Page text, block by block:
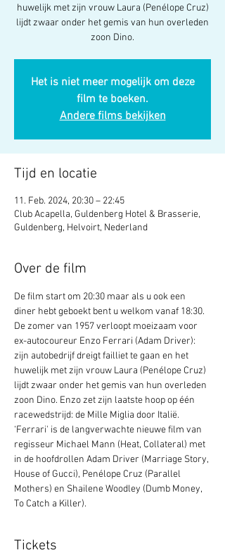
huwelijk met zijn vrouw Laura (Penélope Cruz)
lijdt zwaar onder het gemis van hun overleden
zoon Dino.
Het is niet meer mogelijk om deze
film te boeken.
Andere films bekijken
Tijd en locatie
11. Feb. 2024, 20:30 – 22:45
Club Acapella, Guldenberg Hotel & Brasserie,
Guldenberg, Helvoirt, Nederland
Over de film
De film start om 20:30 maar als u ook een
diner hebt geboekt bent u welkom vanaf 18:30.
De zomer van 1957 verloopt moeizaam voor
ex-autocoureur Enzo Ferrari (Adam Driver):
zijn autobedrijf dreigt failliet te gaan en het
huwelijk met zijn vrouw Laura (Penélope Cruz)
lijdt zwaar onder het gemis van hun overleden
zoon Dino. Enzo zet zijn laatste hoop op één
racewedstrijd: de Mille Miglia door Italië.
‘Ferrari' is de langverwachte nieuwe film van
regisseur Michael Mann (Heat, Collateral) met
in de hoofdrollen Adam Driver (Marriage Story,
House of Gucci), Penélope Cruz (Parallel
Mothers) en Shailene Woodley (Dumb Money,
To Catch a Killer).
Tickets